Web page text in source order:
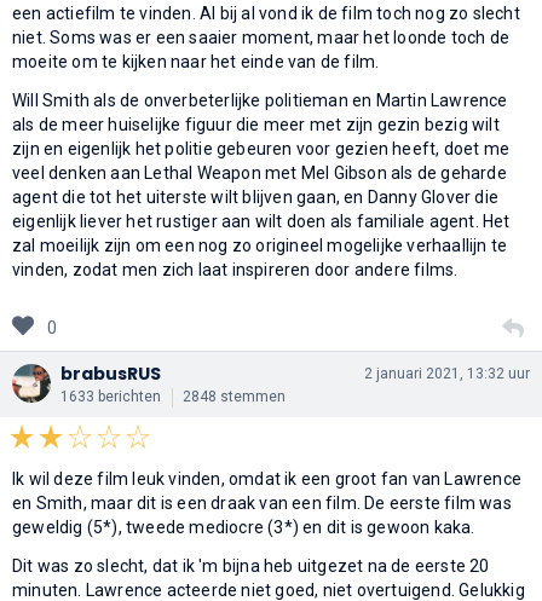
een actiefilm te vinden. Al bij al vond ik de film toch nog zo slecht
niet. Soms was er een saaier moment, maar het loonde toch de
moeite om te kijken naar het einde van de film.
Will Smith als de onverbeterlijke politieman en Martin Lawrence
als de meer huiselijke figuur die meer met zijn gezin bezig wilt
zijn en eigenlijk het politie gebeuren voor gezien heeft, doet me
veel denken aan Lethal Weapon met Mel Gibson als de geharde
agent die tot het uiterste wilt blijven gaan, en Danny Glover die
eigenlijk liever het rustiger aan wilt doen als familiale agent. Het
zal moeilijk zijn om een nog zo origineel mogelijke verhaallijn te
vinden, zodat men zich laat inspireren door andere films.
0
brabusRUS
1633 berichten 2848 stemmen
2 januari 2021, 13:32 uur
Ik wil deze film leuk vinden, omdat ik een groot fan van Lawrence
en Smith, maar dit is een draak van een film. De eerste film was
geweldig (5*), tweede mediocre (3*) en dit is gewoon kaka.
Dit was zo slecht, dat ik 'm bijna heb uitgezet na de eerste 20
minuten. Lawrence acteerde niet goed, niet overtuigend. Gelukkig